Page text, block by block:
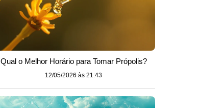
Qual o Melhor Horário para Tomar Própolis?
12/05/2026 às 21:43